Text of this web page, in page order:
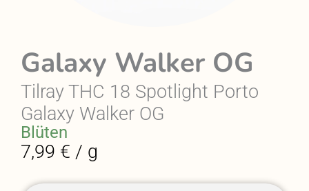
Galaxy Walker OG
Tilray THC 18 Spotlight Porto
Galaxy Walker OG
Blüten
7,99 € / g